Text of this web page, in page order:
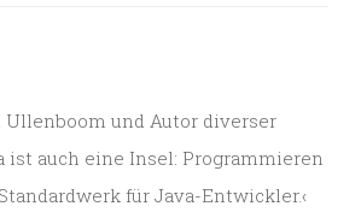
und Autor diverser
ist auch eine Insel: Programmieren
für Java-Entwickler.‹